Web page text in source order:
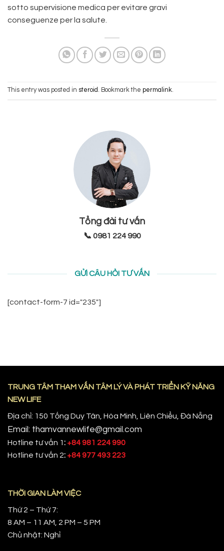
sotto supervisione medica per evitare gravi
conseguenze per la salute.
This entry was posted in steroid . Bookmark the permalink.
Tổng đài tư vấn
📞 0981 224 990
GỬI CÂU HỎI TƯ VẤN
[contact-form-7 id="235"]
TRUNG TÂM THAM VẤN TÂM LÝ VÀ PHÁT TRIỂN KỸ NĂNG
NEW LIFE
Địa chỉ: 150 Tống Duy Tân, Hòa Minh, Liên Chiểu, Đà Nẵng
Email: thamvannewlife@gmail.com
Hotline tư vấn 1: +84 981 224 990
Hotline tư vấn 2: +84 977 493 223
THỜI GIAN LÀM VIỆC
Thứ 2 – Thứ 7:
8 AM – 11 AM, 2 PM – 5 PM
Chủ nhật: Nghỉ